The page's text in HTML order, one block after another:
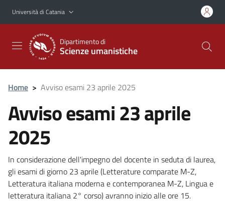
Vai al contenuto principale
Vai al menu di navigazione
Università di Catania
Dipartimento di
Scienze umanistiche
Home > Avviso esami 23 aprile 2025
Avviso esami 23 aprile
2025
In considerazione dell'impegno del docente in seduta di laurea,
gli esami di giorno 23 aprile (Letterature comparate M-Z,
Letteratura italiana moderna e contemporanea M-Z, Lingua e
letteratura italiana 2° corso) avranno inizio alle ore 15.